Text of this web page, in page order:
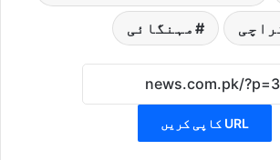
مہنگائی
URL کاپی کریں